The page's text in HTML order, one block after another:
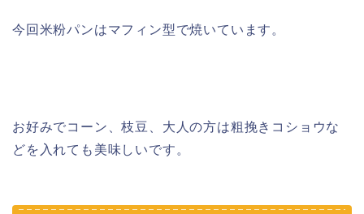
今回米粉パンはマフィン型で焼いています。
お好みでコーン、枝豆、大人の方は粗挽きコショウな
どを入れても美味しいです。